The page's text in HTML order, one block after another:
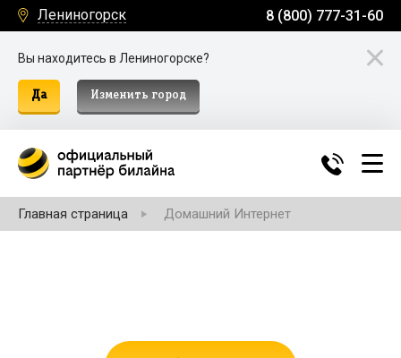
Лениногорск 8 (800) 777-31-60
Вы находитесь в Лениногорске?
Да Изменить город
Главная страница Домашний Интернет